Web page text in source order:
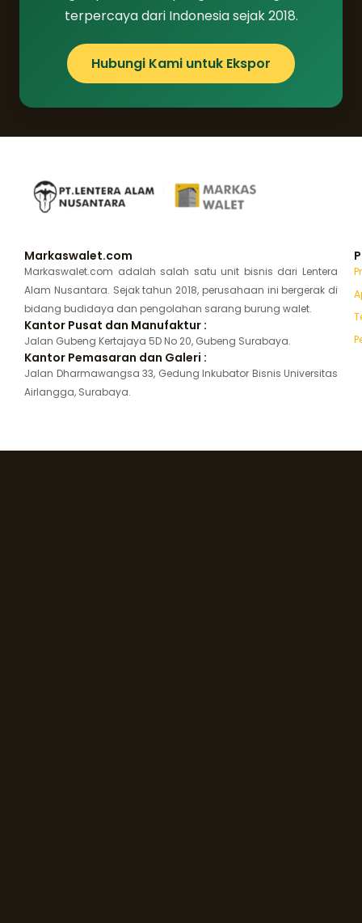
terpercaya dari Indonesia sejak 2018.
Hubungi Kami untuk Ekspor
Markaswalet.com
Markaswalet.com adalah salah satu unit bisnis dari Lentera
Alam Nusantara. Sejak tahun 2018, perusahaan ini bergerak di
bidang budidaya dan pengolahan sarang burung walet.
Kantor Pusat dan Manufaktur :
Jalan Gubeng Kertajaya 5D No 20, Gubeng Surabaya.
Kantor Pemasaran dan Galeri :
Jalan Dharmawangsa 33, Gedung Inkubator Bisnis Universitas
Airlangga, Surabaya.